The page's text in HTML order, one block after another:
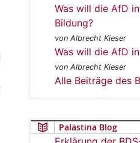
Was will die AfD
Bildung?
von Albrecht Kieser
Was will die AfD
von Albrecht Kieser
Alle Beiträge des
Palästina Blog